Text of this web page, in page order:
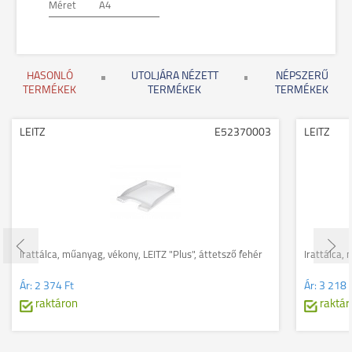
Méret A4
HASONLÓ
TERMÉKEK
UTOLJÁRA NÉZETT
TERMÉKEK
NÉPSZERŰ
TERMÉKEK
LEITZ E52370003
Irattálca, műanyag, vékony, LEITZ "Plus", áttetsző fehér
Ár: 2 374 Ft
raktáron
LEITZ
Irattálca,
Ár: 3 218